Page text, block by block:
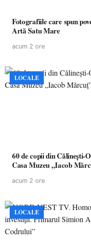
Fotografiile care spun
Artă Satu Mare
acum 2 ore
LOCALE
60 de copii din Călinești-
Casa Muzeu „Iacob
acum 2 ore
LOCALE